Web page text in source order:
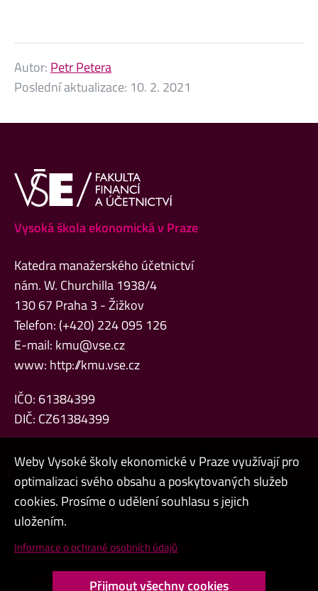
Autor: Petr Petera
Poslední aktualizace: 10. 2. 2021
Vysoká škola ekonomická v Praze
Katedra manažerského účetnictví
nám. W. Churchilla 1938/4
130 67 Praha 3 - Žižkov
Telefon: (+420) 224 095 126
E-mail: kmu@vse.cz
www: http://kmu.vse.cz
IČO: 61384399
DIČ: CZ61384399
Admin
Cookies a ochrana osobních údajů
Přístupnost webu
Weby Vysoké školy ekonomické v Praze využívají pro
optimalizaci svého obsahu a poskytovaných služeb
cookies. Prosíme o udělení souhlasu s jejich
uložením.
Informace o ochraně osobních údajů
Přijmout všechny cookies